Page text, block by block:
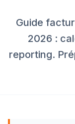
Guide
2026 :
reporting.